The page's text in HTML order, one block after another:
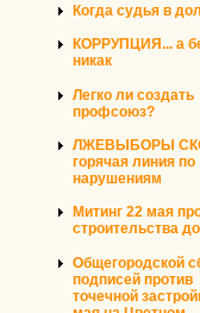
Когда судья в
КОРРУПЦИЯ... а
никак
Легко ли создать
профсоюз?
ЛЖЕВЫБОРЫ
горячая линия по
нарушениям
Митинг 22 мая
строительства
Общегородской
подписей против
точечной